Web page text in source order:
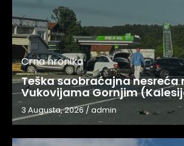
Crna hronika
Teška saobraćajna nesreća
Vukovijama Gornjim
3 Augusta, 2026/admin